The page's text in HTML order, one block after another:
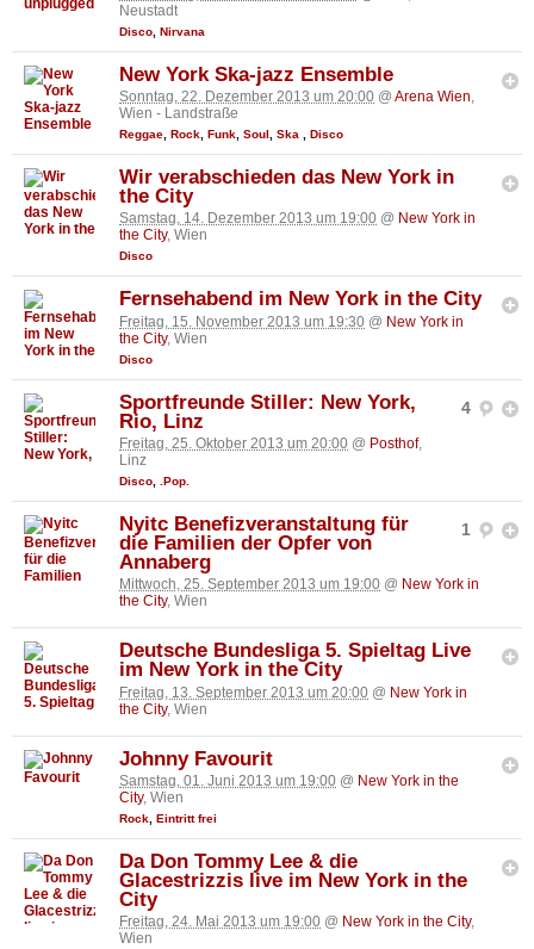
Neustadt
Disco Nirvana
New York Ska-jazz Ensemble
Sonntag, 22. Dezember 2013 um 20:00 @ Arena Wien,
Wien - Landstraße
Reggae Rock Funk Soul Ska Disco
Wir verabschieden das New York in
the City
Samstag, 14. Dezember 2013 um 19:00 @ New York in
the City, Wien
Disco
Fernsehabend im New York in the City
Freitag, 15. November 2013 um 19:30 @ New York in
the City, Wien
Disco
4
Sportfreunde Stiller: New York,
Rio, Linz
Freitag, 25. Oktober 2013 um 20:00 @ Posthof,
Linz
Disco .Pop.
1
Nyitc Benefizveranstaltung für
die Familien der Opfer von
Annaberg
Mittwoch, 25. September 2013 um 19:00 @ New York in
the City, Wien
Deutsche Bundesliga 5. Spieltag Live
im New York in the City
Freitag, 13. September 2013 um 20:00 @ New York in
the City, Wien
Johnny Favourit
Samstag, 01. Juni 2013 um 19:00 @ New York in the
City, Wien
Rock Eintritt frei
Da Don Tommy Lee & die
Glacestrizzis live im New York in the
City
Freitag, 24. Mai 2013 um 19:00 @ New York in the City,
Wien